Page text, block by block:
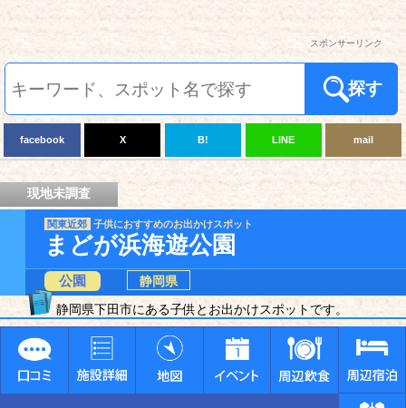
スポンサーリンク
探す
facebook X B! LINE mail
現地未調査
関東近郊 子供におすすめのお出かけスポット
まどが浜海遊公園
公園
静岡県
静岡県下田市にある子供とお出かけスポットです。